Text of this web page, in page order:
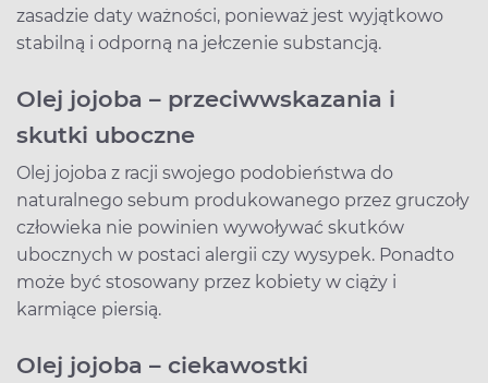
zasadzie daty ważności, ponieważ jest wyjątkowo
stabilną i odporną na jełczenie substancją.
Olej jojoba – przeciwwskazania i
skutki uboczne
Olej jojoba z racji swojego podobieństwa do
naturalnego sebum produkowanego przez gruczoły
człowieka nie powinien wywoływać skutków
ubocznych w postaci alergii czy wysypek. Ponadto
może być stosowany przez kobiety w ciąży i
karmiące piersią.
Olej jojoba – ciekawostki